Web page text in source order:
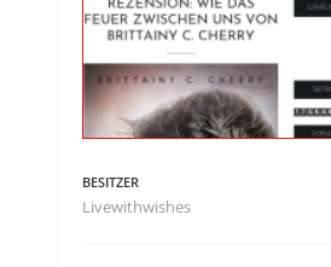
BESITZER
Livewithwishes